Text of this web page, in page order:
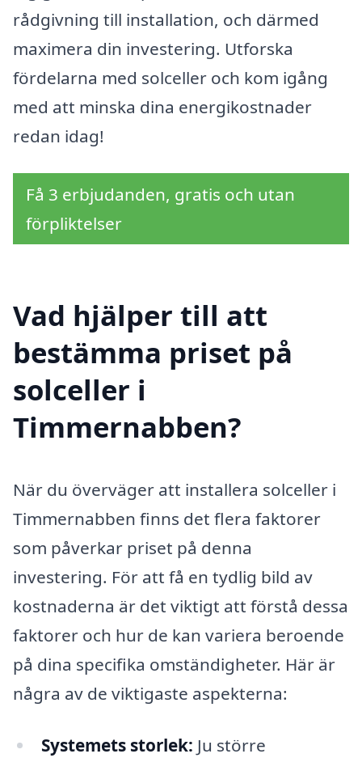
rådgivning till installation, och därmed
maximera din investering. Utforska
fördelarna med solceller och kom igång
med att minska dina energikostnader
redan idag!
Få 3 erbjudanden, gratis och utan
förpliktelser
Vad hjälper till att
bestämma priset på
solceller i
Timmernabben?
När du överväger att installera solceller i
Timmernabben finns det flera faktorer
som påverkar priset på denna
investering. För att få en tydlig bild av
kostnaderna är det viktigt att förstå dessa
faktorer och hur de kan variera beroende
på dina specifika omständigheter. Här är
några av de viktigaste aspekterna:
Systemets storlek: Ju större